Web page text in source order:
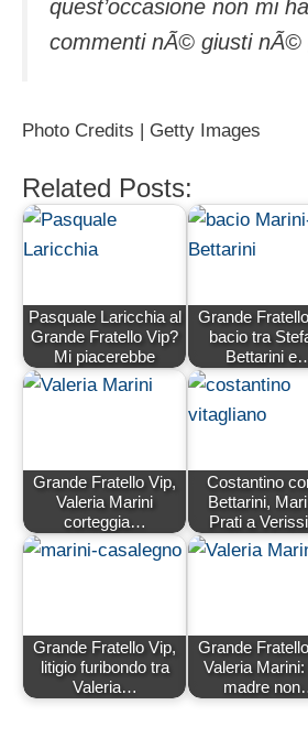
quest’occasione non mi
commenti nÃ© giusti nÃ©
Photo Credits | Getty Images
Related Posts:
Pasquale Laricchia al
Grande Fratello Vip?
Mi piacerebbe
Grande
bacio tra
Bettarini
Grande Fratello Vip,
Valeria Marini
corteggia…
Costantino
Bettarini,
Prati a
Grande Fratello Vip,
litigio furibondo tra
Valeria…
Grande
Valeria
madre